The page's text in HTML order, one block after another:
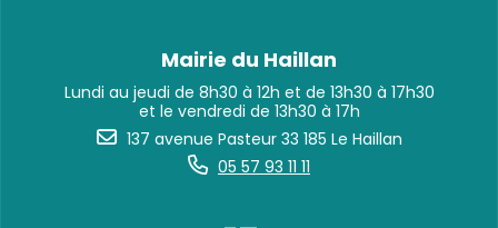
Mairie du Haillan
Lundi au jeudi de 8h30 à 12h et de 13h30 à 17h30
et le vendredi de 13h30 à 17h
137 avenue Pasteur 33 185 Le Haillan
05 57 93 11 11